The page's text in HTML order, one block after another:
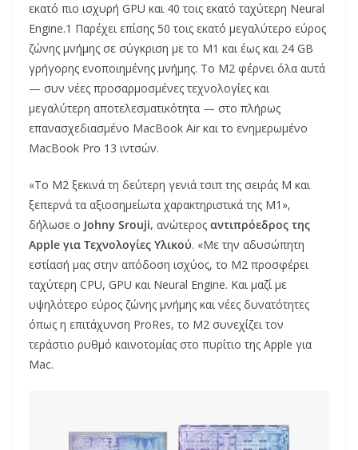
εκατό πιο ισχυρή GPU και 40 τοις εκατό ταχύτερη Neural
Engine.1 Παρέχει επίσης 50 τοις εκατό μεγαλύτερο εύρος
ζώνης μνήμης σε σύγκριση με το M1 και έως και 24 GB
γρήγορης ενοποιημένης μνήμης. Το M2 φέρνει όλα αυτά
— συν νέες προσαρμοσμένες τεχνολογίες και
μεγαλύτερη αποτελεσματικότητα — στο πλήρως
επανασχεδιασμένο MacBook Air και το ενημερωμένο
MacBook Pro 13 ιντσών.
«Το M2 ξεκινά τη δεύτερη γενιά τσιπ της σειράς M και
ξεπερνά τα αξιοσημείωτα χαρακτηριστικά της M1»,
δήλωσε ο Johny Srouji, ανώτερος αντιπρόεδρος της
Apple για Τεχνολογίες Υλικού. «Με την αδυσώπητη
εστίασή μας στην απόδοση ισχύος, το M2 προσφέρει
ταχύτερη CPU, GPU και Neural Engine. Και μαζί με
υψηλότερο εύρος ζώνης μνήμης και νέες δυνατότητες
όπως η επιτάχυνση ProRes, το M2 συνεχίζει τον
τεράστιο ρυθμό καινοτομίας στο πυρίτιο της Apple για
Mac.